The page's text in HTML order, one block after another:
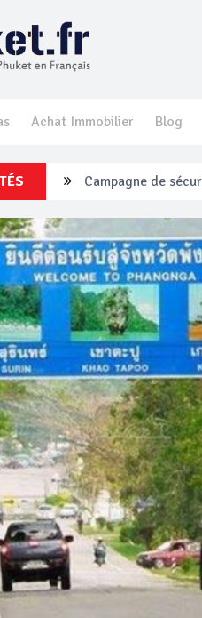
Achat Immobilier Blog
Un touriste
Phuket Peranakan
‘Phuket Eye’
Phuket augmente
Campagne de